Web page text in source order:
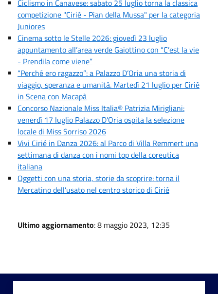
Ciclismo in Canavese: sabato 25 luglio torna la classica
competizione "Cirié - Pian della Mussa" per la categoria
Juniores
Cinema sotto le Stelle 2026: giovedì 23 luglio
appuntamento all’area verde Gaiottino con “C’est la vie
- Prendila come viene”
“Perché ero ragazzo”: a Palazzo D’Oria una storia di
viaggio, speranza e umanità. Martedì 21 luglio per Cirié
in Scena con Macapà
Concorso Nazionale Miss Italia® Patrizia Mirigliani:
venerdì 17 luglio Palazzo D’Oria ospita la selezione
locale di Miss Sorriso 2026
Vivi Cirié in Danza 2026: al Parco di Villa Remmert una
settimana di danza con i nomi top della coreutica
italiana
Oggetti con una storia, storie da scoprire: torna il
Mercatino dell’usato nel centro storico di Cirié
Ultimo aggiornamento: 8 maggio 2023, 12:35